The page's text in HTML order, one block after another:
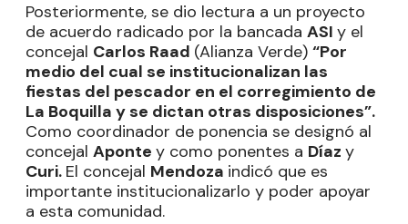
Posteriormente, se dio lectura a un proyecto
de acuerdo radicado por la bancada ASI y el
concejal Carlos Raad (Alianza Verde) “Por
medio del cual se institucionalizan las
fiestas del pescador en el corregimiento de
La Boquilla y se dictan otras disposiciones”.
Como coordinador de ponencia se designó al
concejal Aponte y como ponentes a Díaz y
Curi. El concejal Mendoza indicó que es
importante institucionalizarlo y poder apoyar
a esta comunidad.